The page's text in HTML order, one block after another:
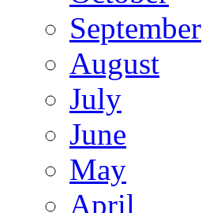
September
August
July
June
May
April